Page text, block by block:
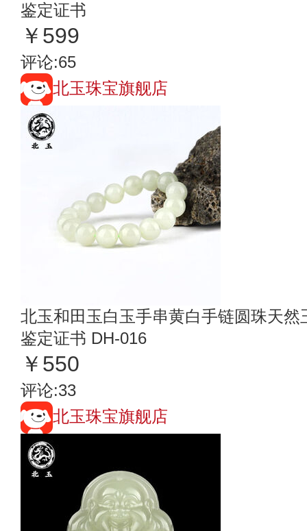
鉴定证书
￥599
评论:65
北玉珠宝旗舰店
北玉和田玉白玉手串黄白手链圆珠天
鉴定证书 DH-016
￥550
评论:33
北玉珠宝旗舰店